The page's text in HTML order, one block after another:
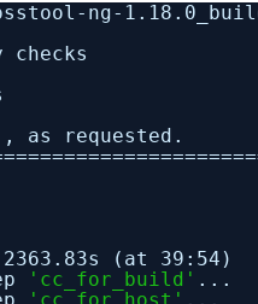
ng-1
, as requested.
2363.83s (at 39:54)
'cc_for_build' ...